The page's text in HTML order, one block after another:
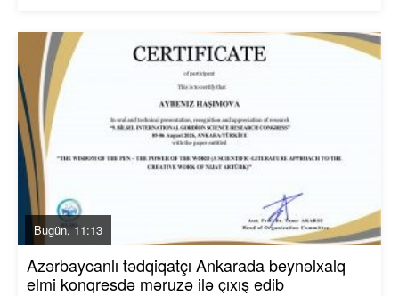
Bugün, 11:13
Azərbaycanlı tədqiqatçı Ankarada beynəlxalq
elmi konqresdə məruzə ilə çıxış edib